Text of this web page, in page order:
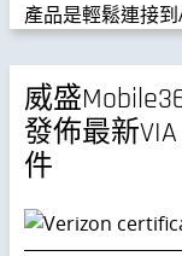
產品是輕鬆連接
威盛
發佈最新
件